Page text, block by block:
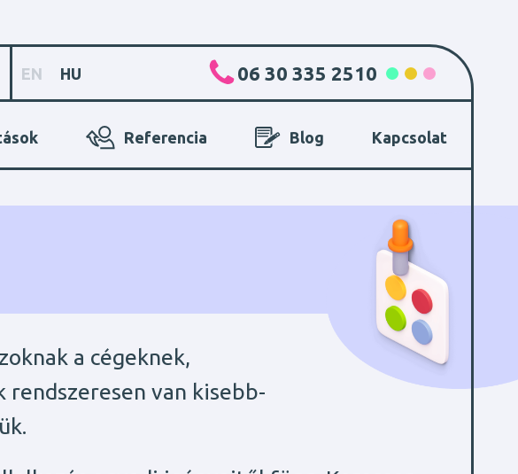
EN HU 06 30 335 2510
Referencia Blog Kapcsolat
a cégeknek,
rendszeresen van kisebb-